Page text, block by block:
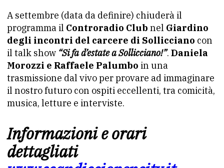
A settembre (data da definire) chiuderà il
programma il Controradio Club nel Giardino
degli incontri del carcere di Sollicciano con
il talk show “Si fa d’estate a Sollicciano!”. Daniela
Morozzi e Raffaele Palumbo in una
trasmissione dal vivo per provare ad immaginare
il nostro futuro con ospiti eccellenti, tra comicità,
musica, letture e interviste.
Informazioni e orari
dettagliati